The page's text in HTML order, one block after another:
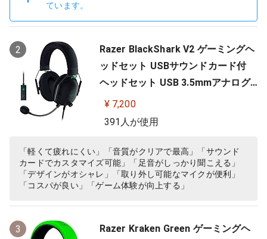
ています。
2
Razer BlackShark V2 ゲーミングヘ
ッドセット USBサウンドカード付
ヘッドセット USB 3.5mmアナログ
THX 7.1ch 立体音響 特許技術採用チ
タンコート50mmドライバー 単一指
高遮音性イヤーカップ 軽量262g PC
PS4 PS5 Nintendo Switch 【日本…
¥ 7,200
391人が使用
「軽くて疲れにくい」「音質がクリアで最高」「サウンド
カードでカスタマイズ可能」「足音がしっかり聞こえる」
「デザインがオシャレ」「取り外し可能なマイクが便利」
「コスパが良い」「ゲーム体験が向上する」
3
Razer Kraken Green ゲーミングヘ